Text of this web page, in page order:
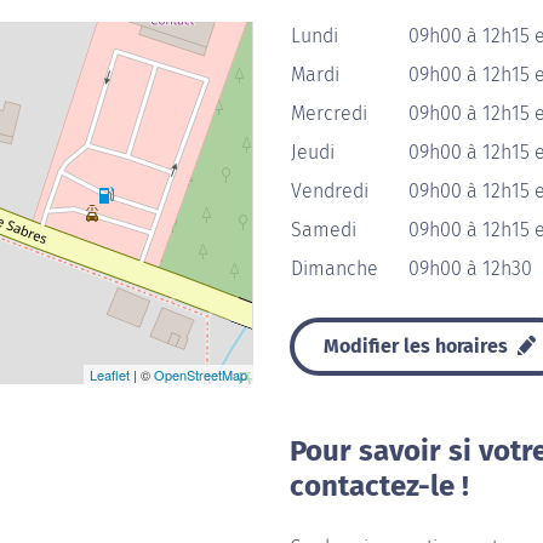
Leaflet | ©OpenStreetMap
Lundi
09h00 à 12h15
Mardi
09h00 à 12h15
Mercredi
09h00 à 12h15
Jeudi
09h00 à 12h15
Vendredi
09h00 à 12h15
Samedi
09h00 à 12h15
Dimanche
09h00 à 12h30
Modifier les horaires
Pour savoir si
contactez-le !